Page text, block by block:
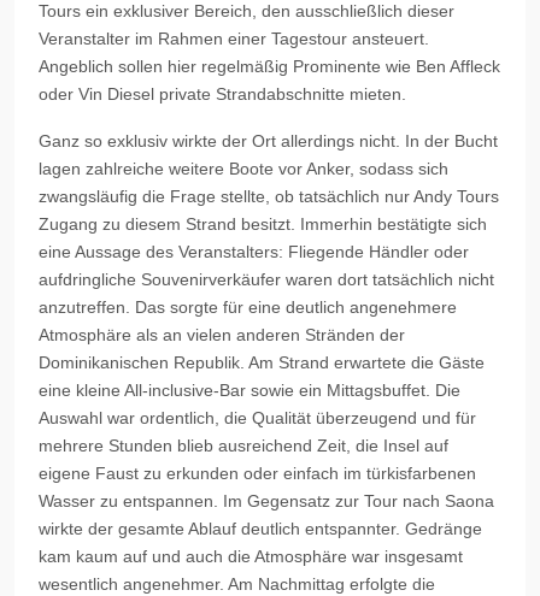
Tours ein exklusiver Bereich, den ausschließlich dieser
Veranstalter im Rahmen einer Tagestour ansteuert.
Angeblich sollen hier regelmäßig Prominente wie Ben Affleck
oder Vin Diesel private Strandabschnitte mieten.
Ganz so exklusiv wirkte der Ort allerdings nicht. In der Bucht
lagen zahlreiche weitere Boote vor Anker, sodass sich
zwangsläufig die Frage stellte, ob tatsächlich nur Andy Tours
Zugang zu diesem Strand besitzt. Immerhin bestätigte sich
eine Aussage des Veranstalters: Fliegende Händler oder
aufdringliche Souvenirverkäufer waren dort tatsächlich nicht
anzutreffen. Das sorgte für eine deutlich angenehmere
Atmosphäre als an vielen anderen Stränden der
Dominikanischen Republik. Am Strand erwartete die Gäste
eine kleine All-inclusive-Bar sowie ein Mittagsbuffet. Die
Auswahl war ordentlich, die Qualität überzeugend und für
mehrere Stunden blieb ausreichend Zeit, die Insel auf
eigene Faust zu erkunden oder einfach im türkisfarbenen
Wasser zu entspannen. Im Gegensatz zur Tour nach Saona
wirkte der gesamte Ablauf deutlich entspannter. Gedränge
kam kaum auf und auch die Atmosphäre war insgesamt
wesentlich angenehmer. Am Nachmittag erfolgte die